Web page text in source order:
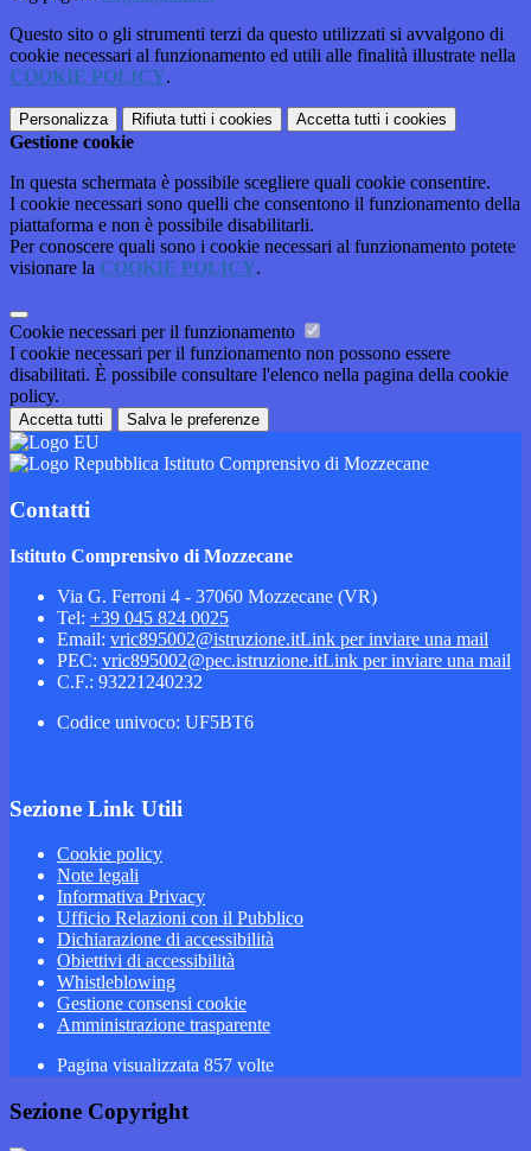
Questo sito o gli strumenti terzi da questo utilizzati si avvalgono di
cookie necessari al funzionamento ed utili alle finalità illustrate nella
COOKIE POLICY.
Personalizza Rifiuta tutti i cookies Accetta tutti i cookies
Gestione cookie
In questa schermata è possibile scegliere quali cookie consentire.
I cookie necessari sono quelli che consentono il funzionamento della
piattaforma e non è possibile disabilitarli.
Per conoscere quali sono i cookie necessari al funzionamento potete
visionare la COOKIE POLICY.
Cookie necessari per il funzionamento
I cookie necessari per il funzionamento non possono essere
disabilitati. È possibile consultare l'elenco nella pagina della cookie
policy.
Accetta tutti Salva le preferenze
Istituto Comprensivo di Mozzecane
Contatti
Istituto Comprensivo di Mozzecane
Via G. Ferroni 4 - 37060 Mozzecane (VR)
Tel: +39 045 824 0025
Email: vric895002@istruzione.itLink per inviare una mail
PEC: vric895002@pec.istruzione.itLink per inviare una mail
C.F.: 93221240232
Codice univoco: UF5BT6
Sezione Link Utili
Cookie policy
Note legali
Informativa Privacy
Ufficio Relazioni con il Pubblico
Dichiarazione di accessibilità
Obiettivi di accessibilità
Whistleblowing
Gestione consensi cookie
Amministrazione trasparente
Pagina visualizzata 857 volte
Sezione Copyright